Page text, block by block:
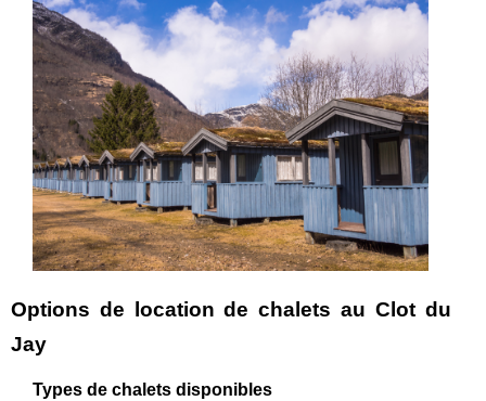
Options de location de chalets au Clot du
Jay
Types de chalets disponibles